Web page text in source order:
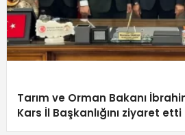
Tarım ve Orman Bakanı
Kars İl Başkanlığını ziyaret etti